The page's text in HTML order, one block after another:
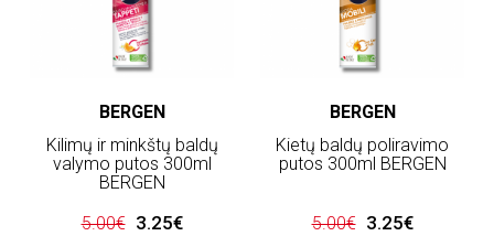
BERGEN
Kilimų ir minkštų baldų
valymo putos 300ml
BERGEN
5.00€ 3.25€
BERGEN
Kietų baldų poliravimo
putos 300ml BERGEN
5.00€ 3.25€